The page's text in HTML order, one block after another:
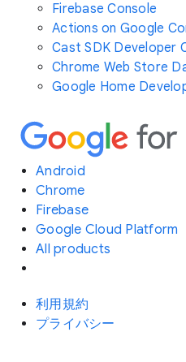
Firebase Console
Actions on Google
Cast SDK Developer
Chrome Web Store
Google Home
Android
Chrome
Firebase
Google Cloud Platform
All products
利用規約
プライバシー